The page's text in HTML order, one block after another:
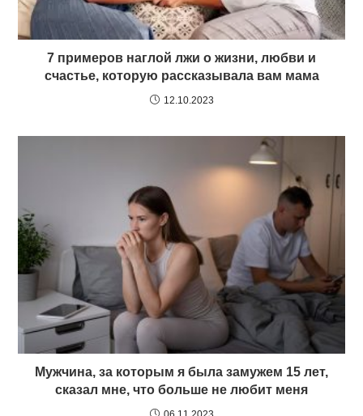
7 примеров наглой лжи о жизни, любви и
счастье, которую рассказывала вам мама
12.10.2023
Мужчина, за которым я была замужем 15 лет,
сказал мне, что больше не любит меня